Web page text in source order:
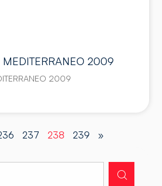
2009
2009
237 238 239 »